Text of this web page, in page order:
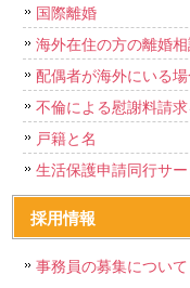
国際離婚
海外在住の方の離婚
配偶者が海外にいる
不倫による慰謝料請
戸籍と名
生活保護申請同行サ
採用情報
事務員の募集について